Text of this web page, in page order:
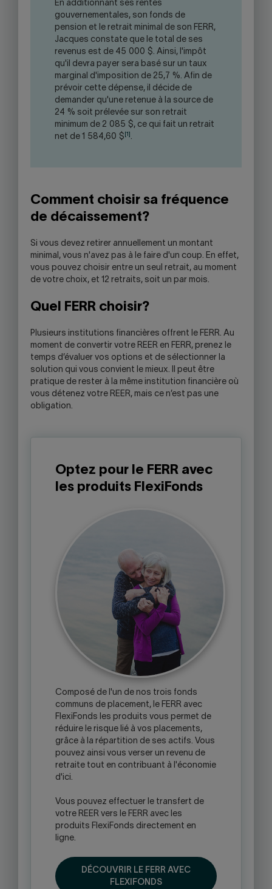
En additionnant ses rentes
gouvernementales, son fonds de
pension et le retrait minimal de son FERR,
Jacques constate que le total de ses
revenus est de 45 000 $. Ainsi, l'impôt
qu'il devra payer sera basé sur un taux
marginal d'imposition de 25,7 %. Afin de
prévoir cette dépense, il décide de
demander qu'une retenue à la source de
24 % soit prélevée sur son retrait
minimum de 2 085 $, ce qui fait un retrait
net de 1 584,60 $ [1] .
Comment choisir sa fréquence
de décaissement?
Si vous devez retirer annuellement un montant
minimal, vous n'avez pas à le faire d'un coup. En effet,
vous pouvez choisir entre un seul retrait, au moment
de votre choix, et 12 retraits, soit un par mois.
Quel FERR choisir?
Plusieurs institutions financières offrent le FERR. Au
moment de convertir votre REER en FERR, prenez le
temps d’évaluer vos options et de sélectionner la
solution qui vous convient le mieux. Il peut être
pratique de rester à la même institution financière où
vous détenez votre REER, mais ce n’est pas une
obligation.
Optez pour le FERR avec
les produits FlexiFonds
Composé de l'un de nos trois fonds
communs de placement, le FERR avec
FlexiFonds les produits vous permet de
réduire le risque lié à vos placements,
grâce à la répartition de ses actifs. Vous
pouvez ainsi vous verser un revenu de
retraite tout en contribuant à l'économie
d'ici.
Vous pouvez effectuer le transfert de
votre REER vers le FERR avec les
produits FlexiFonds directement en
ligne.
DÉCOUVRIR LE FERR AVEC
FLEXIFONDS